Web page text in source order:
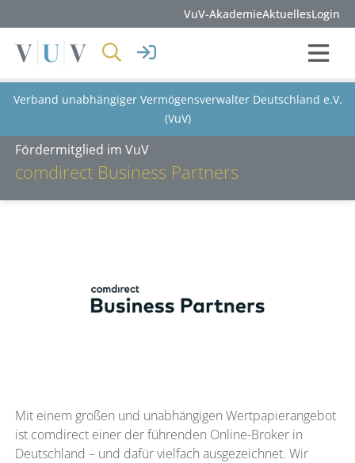
VuV-AkademieAktuellesLogin
Verband unabhängiger Vermögensverwalter Deutschland e.V.
(VuV)
Fördermitglied im VuV
comdirect Business Partners
Mit einem großen und unabhängigen Wertpapierangebot
ist comdirect einer der führenden Online-Broker in
Deutschland – und dafür vielfach ausgezeichnet. Wir